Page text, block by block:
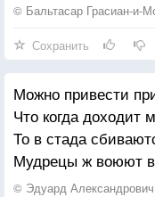
© Бальтасар Грасиан-и-
Сохранить
Можно привести
Что когда доходит
То в стада
Мудрецы ж воюют в
© Эдуард